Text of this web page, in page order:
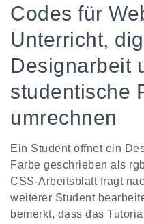
Codes für
Unterricht,
Designarbeit
studentische
umrechnen
Ein Student öffnet ein
Farbe geschrieben als
CSS-Arbeitsblatt fragt
weiterer Student
bemerkt, dass das